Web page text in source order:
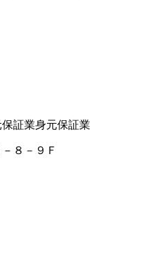
証業身元保証業
８－９Ｆ